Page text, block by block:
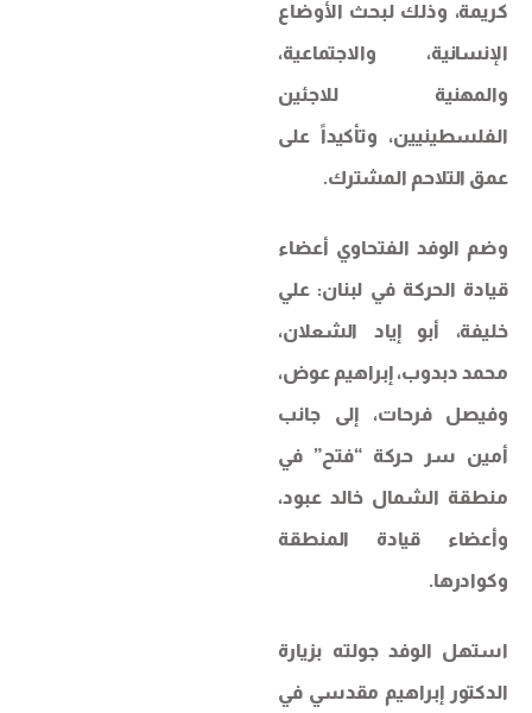
كريمة، وذلك لبحث الأوضاع
الإنسانية، والاجتماعية،
والمهنية للاجئين
الفلسطينيين، وتأكيداً على
عمق التلاحم المشترك.
وضم الوفد الفتحاوي أعضاء
قيادة الحركة في لبنان: علي
خليفة، أبو إياد الشعلان،
محمد دبدوب، إبراهيم عوض،
وفيصل فرحات، إلى جانب
أمين سر حركة “فتح” في
منطقة الشمال خالد عبود،
وأعضاء قيادة المنطقة
وكوادرها.
استهل الوفد جولته بزيارة
الدكتور إبراهيم مقدسي في